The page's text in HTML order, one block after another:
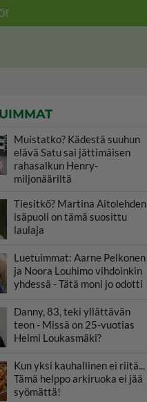
Muistatko? Kädestä suuhun
elävä Satu sai jättimäisen
rahasalkun Henry-
miljonääriltä
Tiesitkö? Martina Aitolehden
isäpuoli on tämä suosittu
laulaja
Luetuimmat: Aarne Pelkonen
ja Noora Louhimo vihdoinkin
yhdessä - Tätä moni jo odotti
Danny, 83, teki yllättävän
teon - Missä on 25-vuotias
Helmi Loukasmäki?
Kun yksi kauhallinen ei riitä...
Tämä helppo arkiruoka ei jää
syömättä!